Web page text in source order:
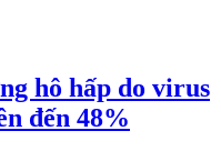
hô hấp do virus
đến 48%